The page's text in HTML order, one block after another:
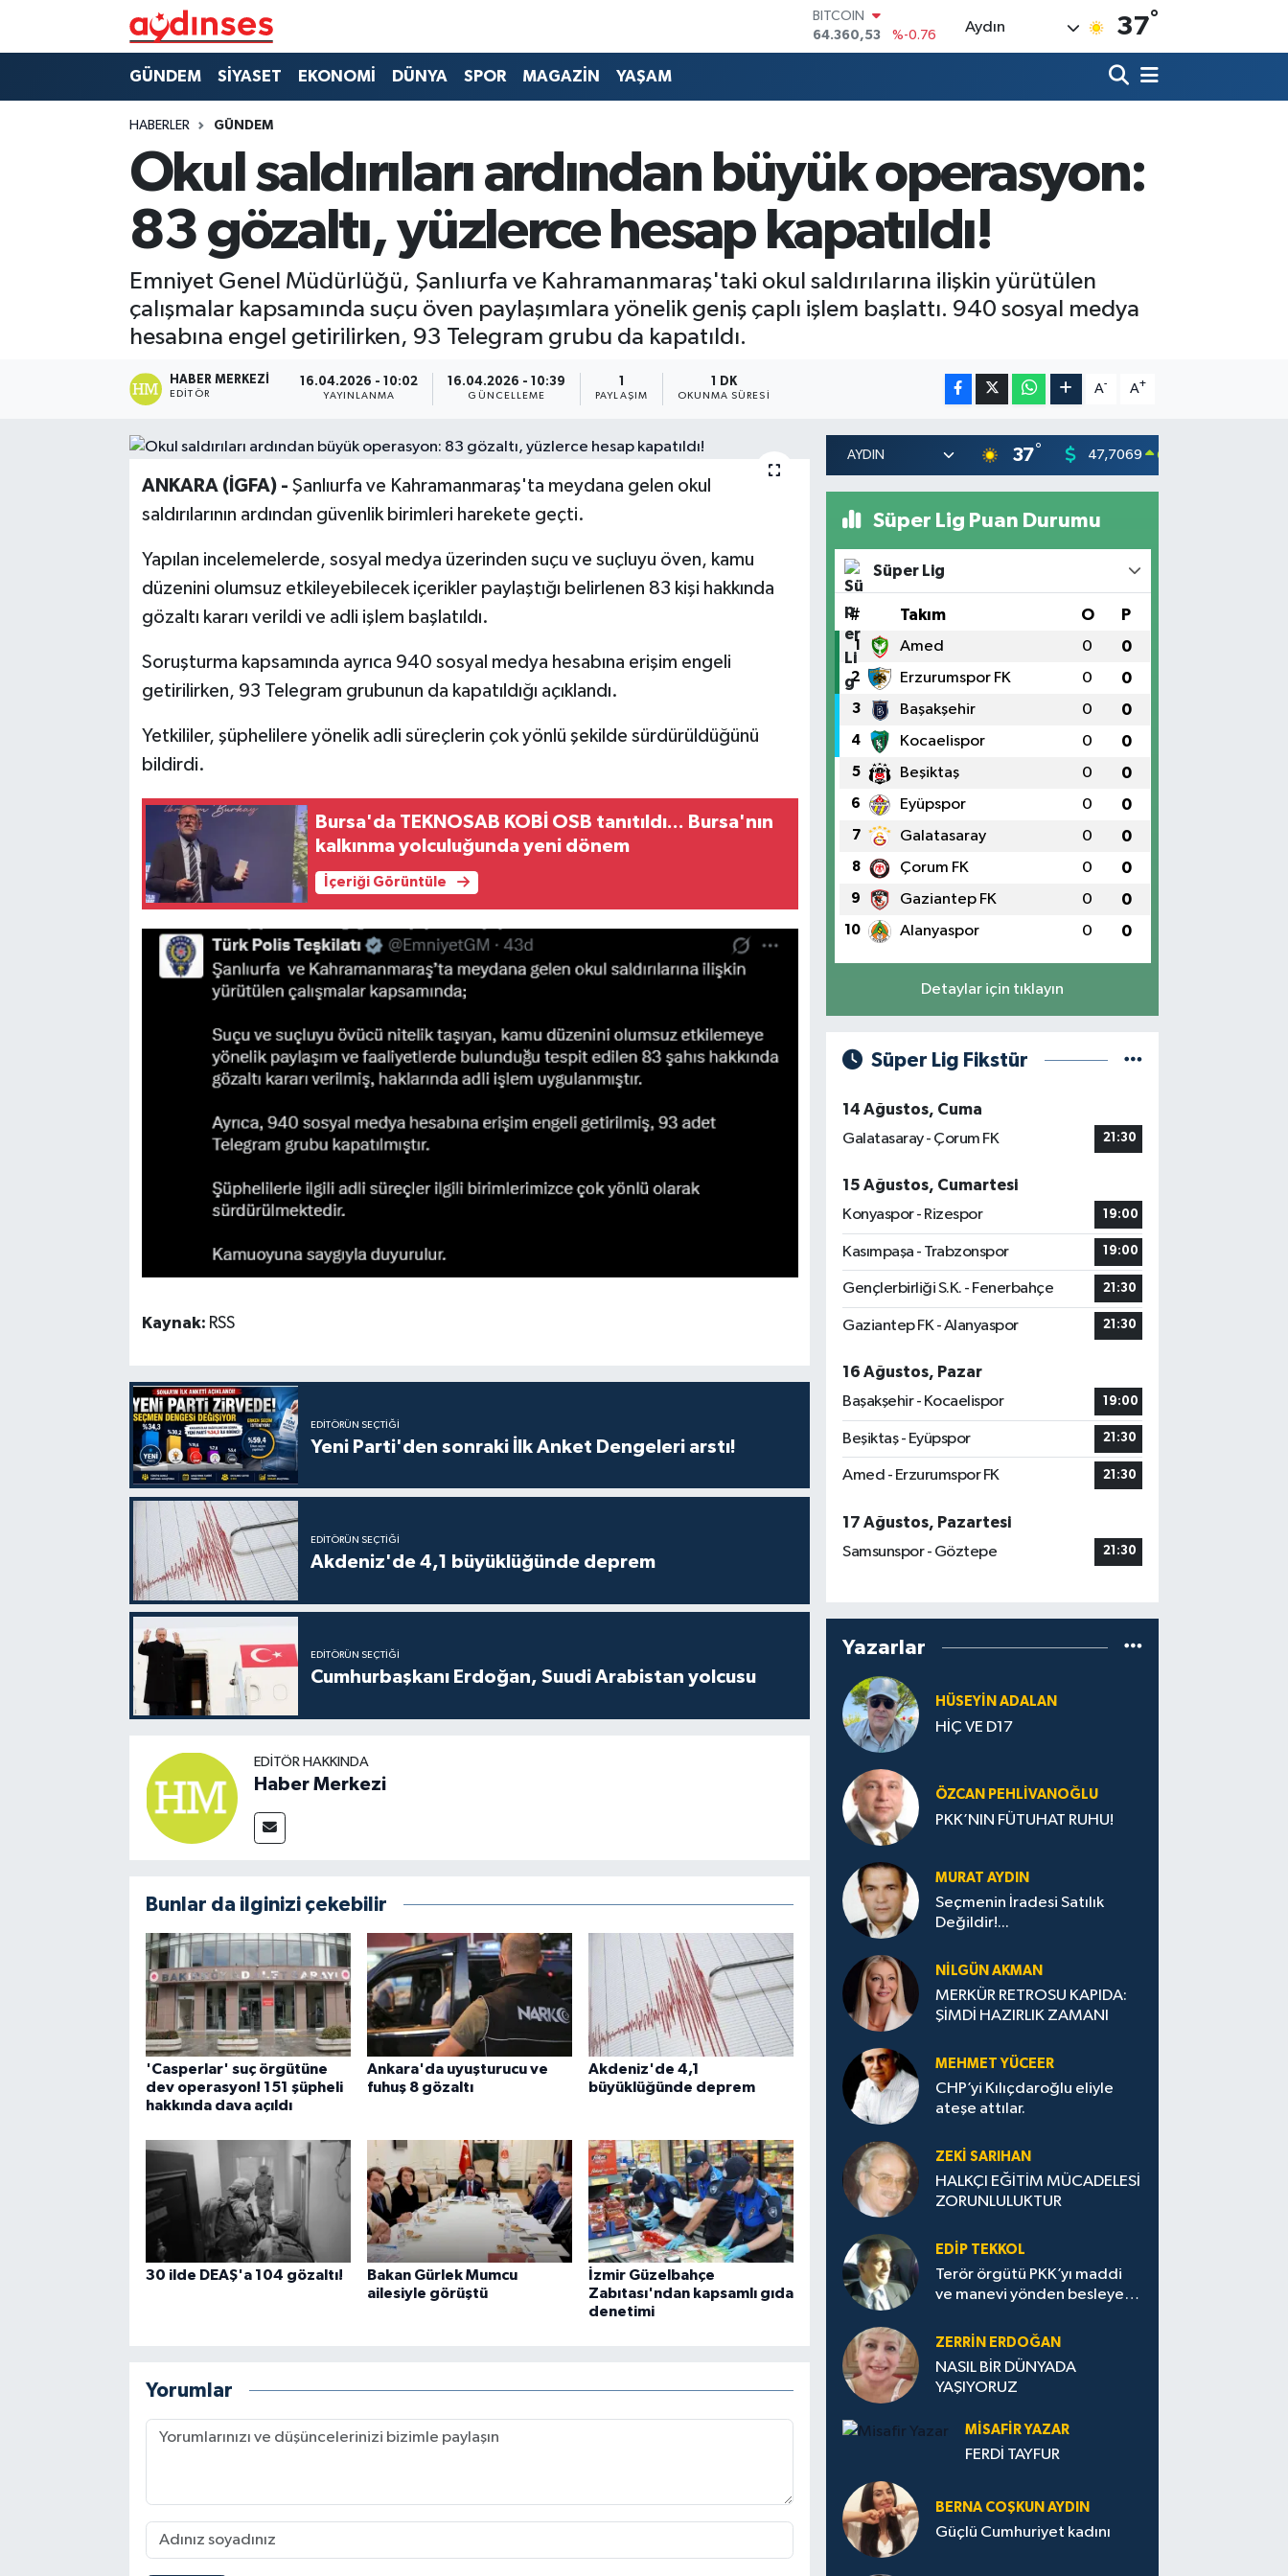
DOLAR
47,7069
%0.17
EURO
6574.81
BİST100
13.887
%64
Aydın 37°
GÜNDEM SİYASET EKONOMİ DÜNYA SPOR MAGAZİN YAŞAM
HABERLER GÜNDEM
Okul saldırıları ardından büyük operasyon:
83 gözaltı, yüzlerce hesap kapatıldı!
Emniyet Genel Müdürlüğü, Şanlıurfa ve Kahramanmaraş'taki okul saldırılarına ilişkin yürütülen
çalışmalar kapsamında suçu öven paylaşımlara yönelik geniş çaplı işlem başlattı. 940 sosyal medya
hesabına engel getirilirken, 93 Telegram grubu da kapatıldı.
HABER MERKEZI
EDITÖR
16.04.2026 - 10:02
YAYINLANMA
16.04.2026 - 10:39
GÜNCELLEME PAYLAŞIM
1 DK
OKUNMA SÜRESI
A- A+
ANKARA (İGFA) - Şanlıurfa ve Kahramanmaraş'ta meydana gelen okul
saldırılarının ardından güvenlik birimleri harekete geçti.
Yapılan incelemelerde, sosyal medya üzerinden suçu ve suçluyu öven, kamu
düzenini olumsuz etkileyebilecek içerikler paylaştığı belirlenen 83 kişi hakkında
gözaltı kararı verildi ve adli işlem başlatıldı.
Soruşturma kapsamında ayrıca 940 sosyal medya hesabına erişim engeli
getirilirken, 93 Telegram grubunun da kapatıldığı açıklandı.
Yetkililer, şüphelilere yönelik adli süreçlerin çok yönlü şekilde sürdürüldüğünü
bildirdi.
Bursa'da TEKNOSAB KOBİ OSB tanıtıldı... Bursa'nın
kalkınma yolculuğunda yeni dönem
İçeriği Görüntüle
Kaynak: RSS
EDITÖRÜN SEÇTIĞI
Yeni Parti'den sonraki İlk Anket Dengeleri arstı!
EDITÖRÜN SEÇTIĞI
Akdeniz'de 4,1 büyüklüğünde deprem
EDITÖRÜN SEÇTIĞI
Cumhurbaşkanı Erdoğan, Suudi Arabistan yolcusu
EDITÖR HAKKINDA
Haber Merkezi
Bunlar da ilginizi çekebilir
'Casperlar' suç örgütüne
dev operasyon! 151 şüpheli
hakkında dava açıldı
Ankara'da uyuşturucu ve
fuhuş 8 gözaltı
Akdeniz'de 4,1
büyüklüğünde deprem
30 ilde DEAŞ'a 104 gözaltı!
Bakan Gürlek Mumcu
ailesiyle görüştü
İzmir Güzelbahçe
Zabıtası'ndan kapsamlı gıda
denetimi
Yorumlar
37° 47,7069 0.17
Süper Lig Puan Durumu
Süper Lig
# Takım O P
1 Amed 0 0
2 Erzurumspor FK 0 0
3 Başakşehir 0 0
4 Kocaelispor 0 0
5 Beşiktaş 0 0
6 Eyüpspor 0 0
7 Galatasaray 0 0
8 Çorum FK 0 0
9 Gaziantep FK 0 0
10 Alanyaspor 0 0
Detaylar için tıklayın
Süper Lig Fikstür
14 Ağustos, Cuma
Galatasaray - Çorum FK
21:30
15 Ağustos, Cumartesi
Konyaspor - Rizespor
19:00
Kasımpaşa - Trabzonspor 19:00
Gençlerbirliği S.K. - Fenerbahçe 21:30
Gaziantep FK - Alanyaspor 21:30
16 Ağustos, Pazar
Başakşehir - Kocaelispor
19:00
Beşiktaş - Eyüpspor 21:30
Amed - Erzurumspor FK 21:30
17 Ağustos, Pazartesi
Samsunspor - Göztepe
21:30
Yazarlar
HÜSEYIN ADALAN
HİÇ VE D17
ÖZCAN PEHLIVANOĞLU
PKK’NIN FÜTUHAT RUHU!
MURAT AYDIN
Seçmenin İradesi Satılık
Değildir!...
NILGÜN AKMAN
MERKÜR RETROSU KAPIDA:
ŞİMDİ HAZIRLIK ZAMANI
MEHMET YÜCEER
CHP’yi Kılıçdaroğlu eliyle
ateşe attılar.
ZEKI SARIHAN
HALKÇI EĞİTİM MÜCADELESİ
ZORUNLULUKTUR
EDIP TEKKOL
Terör örgütü PKK’yı maddi
ve manevi yönden besleyen
ZERRIN ERDOĞAN
NASIL BİR DÜNYADA
YAŞIYORUZ
MISAFIR YAZAR
FERDİ TAYFUR
BERNA COŞKUN AYDIN
Güçlü Cumhuriyet kadını
EKONOMİ
MAGAZİN
Nöbetçi Eczaneler
Hava Durumu
Aydin Namaz Vakitleri
Trafik Durumu
Tüm Manşetler